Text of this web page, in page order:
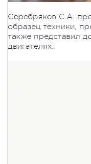
Серебряков С.А.
образец техники,
также представил
двигателях.